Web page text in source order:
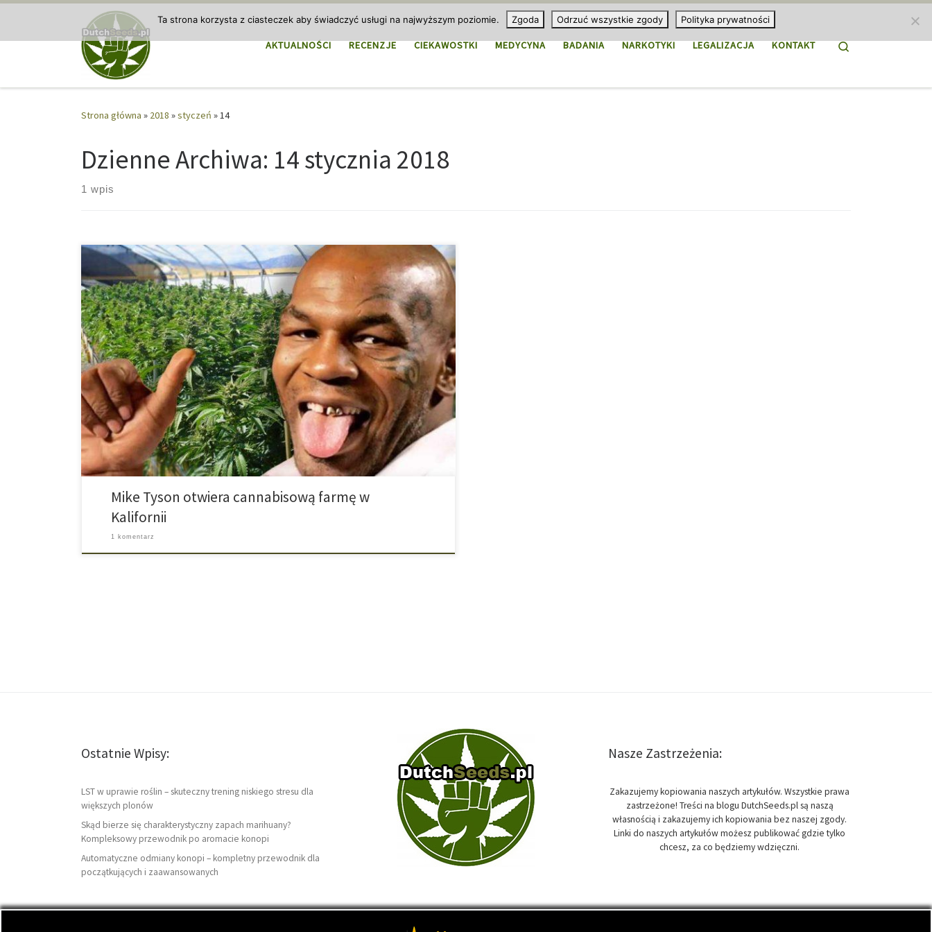
Przejdź do treści
AKTUALNOŚCI RECENZJE CIEKAWOSTKI MEDYCYNA BADANIA NARKOTYKI LEGALIZACJA KONTAKT Search
Strona główna » 2018 »styczeń »14
Dzienne Archiwa: 14 stycznia 2018
1 wpis
Nie wszystkie media chętnie o tym mówiły, ale 1 stycznia 2018 roku w Kalifornii otworzył
się ogromny rynek dla inwestorów, którzy nie mają żadnych lęków przed
obchodzeniem się z marihuaną. Podczas gdy już słynna legenda footballowa Joe
Montana pchnęła się z własnymi inwestycjami w nieprzewidzianie silnie rosnący interes
konopny, to […]
Mike Tyson otwiera cannabisową farmę w
Kalifornii
1 komentarz
Ostatnie Wpisy:
LST w uprawie roślin – skuteczny trening niskiego stresu dla
większych plonów
Skąd bierze się charakterystyczny zapach marihuany?
Kompleksowy przewodnik po aromacie konopi
Automatyczne odmiany konopi – kompletny przewodnik dla
początkujących i zaawansowanych
Nasze Zastrzeżenia:
Zakazujemy kopiowania naszych artykułów. Wszystkie prawa
zastrzeżone! Treści na blogu DutchSeeds.pl są naszą
własnością i zakazujemy ich kopiowania bez naszej zgody.
Linki do naszych artykułów możesz publikować gdzie tylko
chcesz, za co będziemy wdzięczni.
Ta strona korzysta z ciasteczek aby świadczyć usługi na najwyższym poziomie. Zgoda Odrzuć wszystkie zgody Polityka prywatności